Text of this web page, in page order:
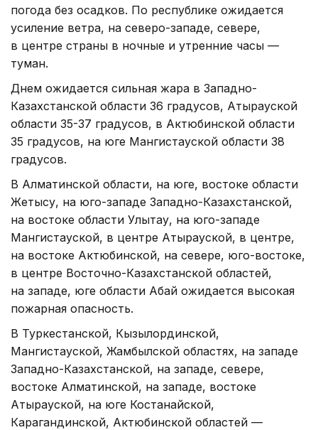
погода без осадков. По республике ожидается
усиление ветра, на северо-западе, севере,
в центре страны в ночные и утренние часы —
туман.
Днем ожидается сильная жара в Западно-
Казахстанской области 36 градусов, Атырауской
области 35-37 градусов, в Актюбинской области
35 градусов, на юге Мангистауской области 38
градусов.
В Алматинской области, на юге, востоке области
Жетысу, на юго-западе Западно-Казахстанской,
на востоке области Улытау, на юго-западе
Мангистауской, в центре Атырауской, в центре,
на востоке Актюбинской, на севере, юго-востоке,
в центре Восточно-Казахстанской областей,
на западе, юге области Абай ожидается высокая
пожарная опасность.
В Туркестанской, Кызылординской,
Мангистауской, Жамбылской областях, на западе
Западно-Казахстанской, на западе, севере,
востоке Алматинской, на западе, востоке
Атырауской, на юге Костанайской,
Карагандинской, Актюбинской областей —